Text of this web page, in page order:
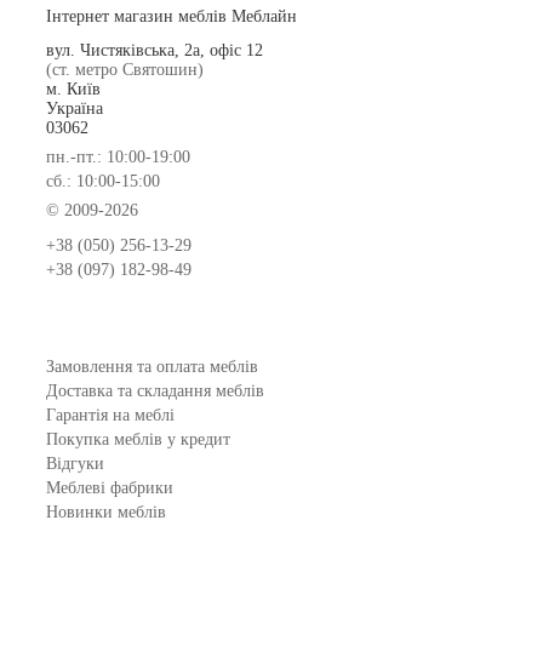
Інтернет магазин меблів Меблайн
вул. Чистяківська, 2а, офіс 12
(ст. метро Святошин)
м. Київ
Україна
03062
пн.-пт.: 10:00-19:00
сб.: 10:00-15:00
© 2009-2026
+38 (050) 256-13-29
+38 (097) 182-98-49
Замовлення та оплата меблів
Доставка та складання меблів
Гарантія на меблі
Покупка меблів у кредит
Відгуки
Меблеві фабрики
Новинки меблів